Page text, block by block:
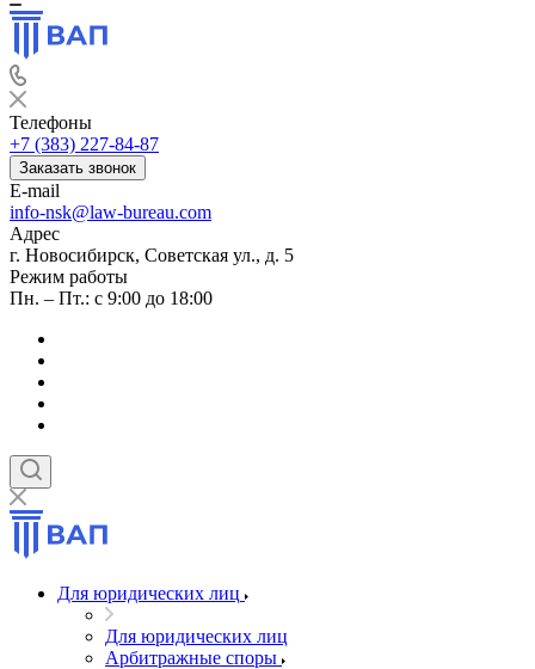
Телефоны
+7 (383) 227-84-87
Заказать звонок
E-mail
info-nsk@law-bureau.com
Адрес
г. Новосибирск, Советская ул., д. 5
Режим работы
Пн. – Пт.: с 9:00 до 18:00
Для юридических лиц
Для юридических лиц
Арбитражные споры